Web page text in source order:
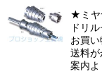
★ミヤ
ドリ
お買
送料
案内